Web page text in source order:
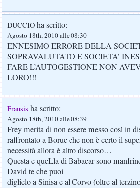
DUCCIO ha scritto:
Agosto 18th, 2010 alle 08:30
ENNESIMO ERRORE DELLA
SOPRAVALUTATO E SOCIETA’
FARE L’AUTOGESTIONE NON
LORO!!!
Fransis ha scritto:
Agosto 18th, 2010 alle 08:39
Frey merita di non essere messo così in
raffrontato a Boruc che non è certo il
necessità allora è altro discorso…
Questa e queLla di Babacar sono
David te che puoi
diglielo a Sinisa e al Corvo (oltre al